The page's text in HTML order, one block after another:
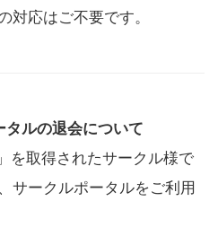
対応はご不要です。
ルの退会について
を取得されたサークル様で
サークルポータルをご利用